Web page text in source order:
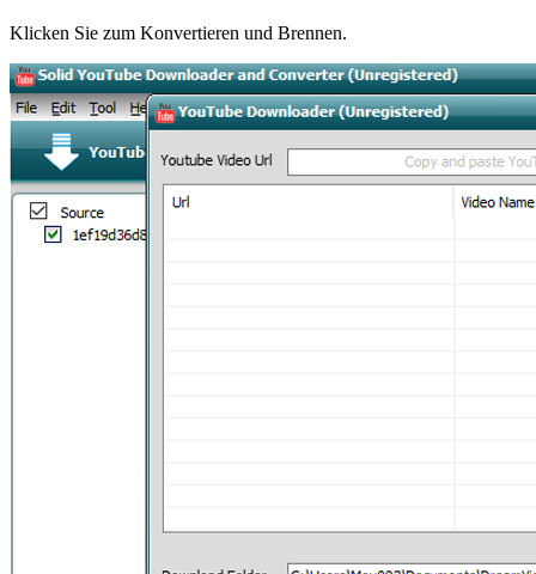
Klicken Sie zum Konvertieren und Brennen.